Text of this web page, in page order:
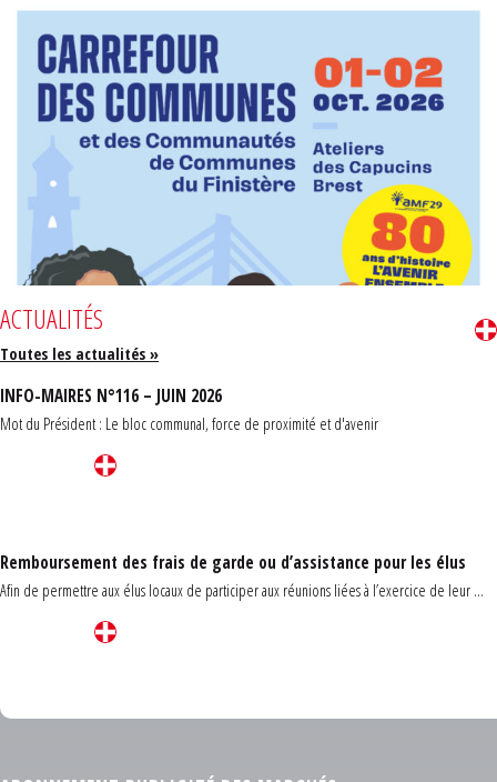
ACTUALITÉS
Toutes les actualités »
INFO-MAIRES N°116 – JUIN 2026
Mot du Président : Le bloc communal, force de proximité et d'avenir
Remboursement des frais de garde ou d’assistance pour les élus
Afin de permettre aux élus locaux de participer aux réunions liées à l’exercice de leur ...